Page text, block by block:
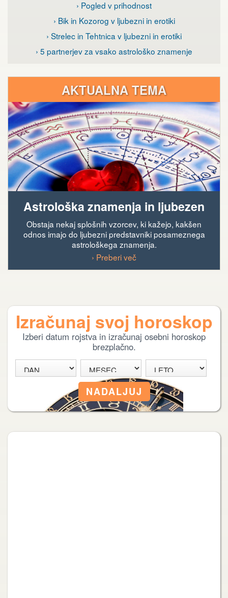
› Pogled v prihodnost
› Bik in Kozorog v ljubezni in erotiki
› Strelec in Tehtnica v ljubezni in erotiki
› 5 partnerjev za vsako astrološko znamenje
AKTUALNA TEMA
Astrološka znamenja in ljubezen
Obstaja nekaj splošnih vzorcev, ki kažejo, kakšen
odnos imajo do ljubezni predstavniki posameznega
astrološkega znamenja.
› Preberi več
Izračunaj svoj horoskop
Izberi datum rojstva in izračunaj osebni horoskop
brezplačno.